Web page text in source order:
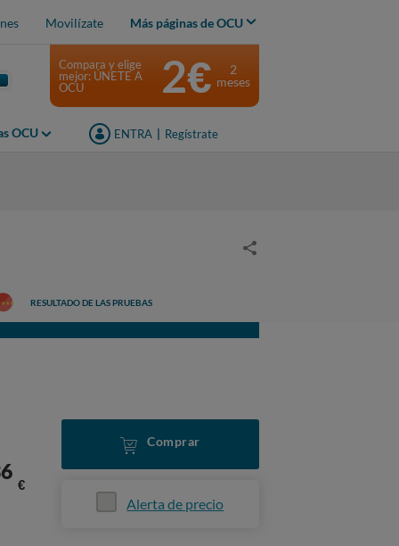
Movilízate Más páginas de OCU
OCU ENTRA Regístrate
Compara y elige
mejor: ÚNETE A
OCU
2€
2
meses
RESULTADO DE LAS PRUEBAS
€
Comprar
Alerta de precio